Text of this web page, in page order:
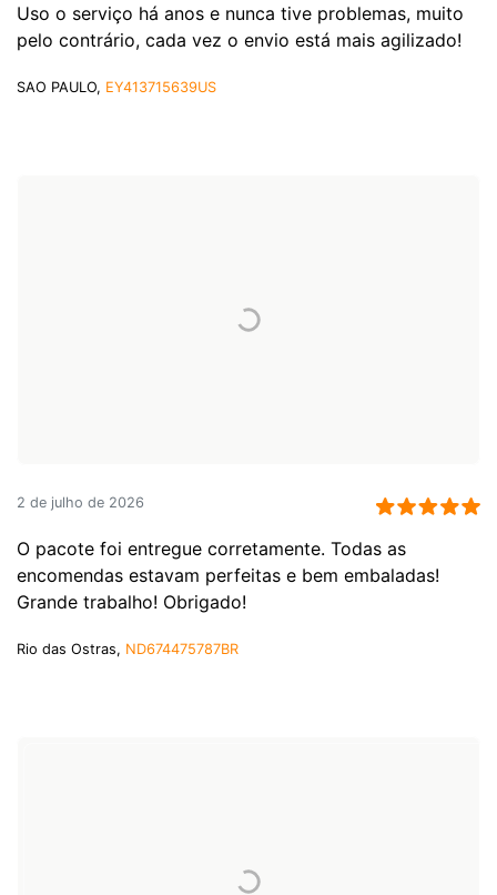
Uso o serviço há anos e nunca tive problemas, muito
pelo contrário, cada vez o envio está mais agilizado!
SAO PAULO, EY413715639US
2 de julho de 2026
O pacote foi entregue corretamente. Todas as
encomendas estavam perfeitas e bem embaladas!
Grande trabalho! Obrigado!
Rio das Ostras, ND674475787BR